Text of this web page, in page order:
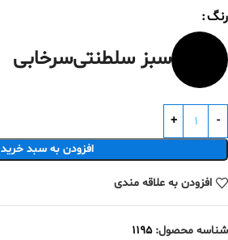
رنگ
سبز سلطنتیسرخابی
افزودن به سبد خرید
افزودن به علاقه مندی
شناسه محصول:1195